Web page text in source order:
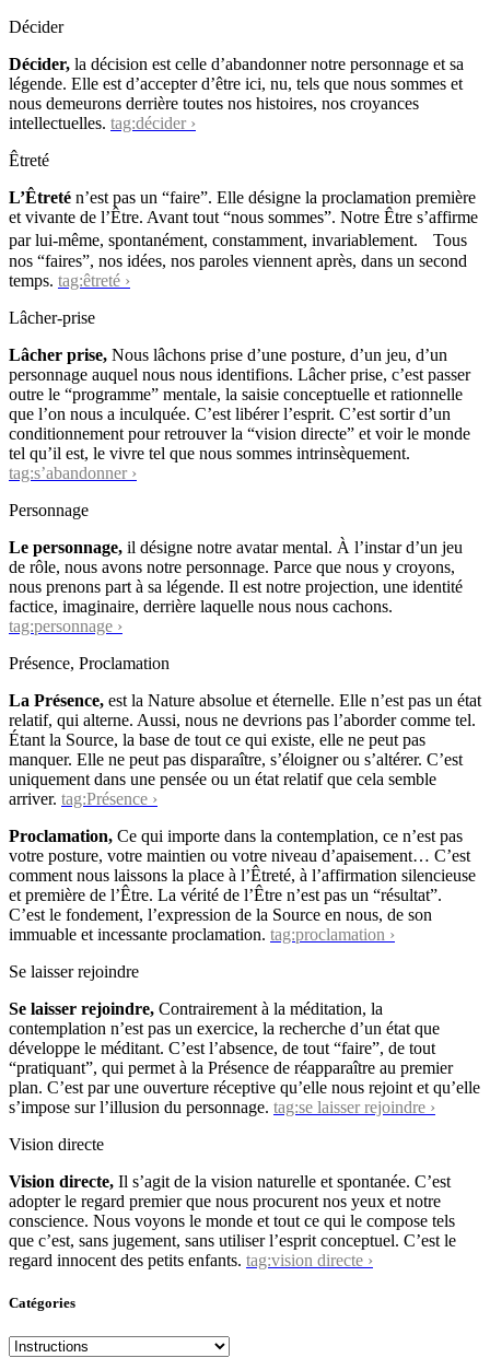
Décider
Décider, la décision est celle d’abandonner notre personnage et sa
légende. Elle est d’accepter d’être ici, nu, tels que nous sommes et
nous demeurons derrière toutes nos histoires, nos croyances
intellectuelles. tag:décider ›
Êtreté
L’Êtreté n’est pas un “faire”. Elle désigne la proclamation première
et vivante de l’Être. Avant tout “nous sommes”. Notre Être s’affirme
par lui-même, spontanément, constamment, invariablement. Tous
nos “faires”, nos idées, nos paroles viennent après, dans un second
temps. tag:êtreté ›
Lâcher-prise
Lâcher prise, Nous lâchons prise d’une posture, d’un jeu, d’un
personnage auquel nous nous identifions. Lâcher prise, c’est passer
outre le “programme” mentale, la saisie conceptuelle et rationnelle
que l’on nous a inculquée. C’est libérer l’esprit. C’est sortir d’un
conditionnement pour retrouver la “vision directe” et voir le monde
tel qu’il est, le vivre tel que nous sommes intrinsèquement.
tag:s’abandonner ›
Personnage
Le personnage, il désigne notre avatar mental. À l’instar d’un jeu
de rôle, nous avons notre personnage. Parce que nous y croyons,
nous prenons part à sa légende. Il est notre projection, une identité
factice, imaginaire, derrière laquelle nous nous cachons.
tag:personnage ›
Présence, Proclamation
La Présence, est la Nature absolue et éternelle. Elle n’est pas un état
relatif, qui alterne. Aussi, nous ne devrions pas l’aborder comme tel.
Étant la Source, la base de tout ce qui existe, elle ne peut pas
manquer. Elle ne peut pas disparaître, s’éloigner ou s’altérer. C’est
uniquement dans une pensée ou un état relatif que cela semble
arriver. tag:Présence ›
Proclamation, Ce qui importe dans la contemplation, ce n’est pas
votre posture, votre maintien ou votre niveau d’apaisement… C’est
comment nous laissons la place à l’Êtreté, à l’affirmation silencieuse
et première de l’Être. La vérité de l’Être n’est pas un “résultat”.
C’est le fondement, l’expression de la Source en nous, de son
immuable et incessante proclamation. tag:proclamation ›
Se laisser rejoindre
Se laisser rejoindre, Contrairement à la méditation, la
contemplation n’est pas un exercice, la recherche d’un état que
développe le méditant. C’est l’absence, de tout “faire”, de tout
“pratiquant”, qui permet à la Présence de réapparaître au premier
plan. C’est par une ouverture réceptive qu’elle nous rejoint et qu’elle
s’impose sur l’illusion du personnage. tag:se laisser rejoindre ›
Vision directe
Vision directe, Il s’agit de la vision naturelle et spontanée. C’est
adopter le regard premier que nous procurent nos yeux et notre
conscience. Nous voyons le monde et tout ce qui le compose tels
que c’est, sans jugement, sans utiliser l’esprit conceptuel. C’est le
regard innocent des petits enfants. tag:vision directe ›
Catégories
Catégories